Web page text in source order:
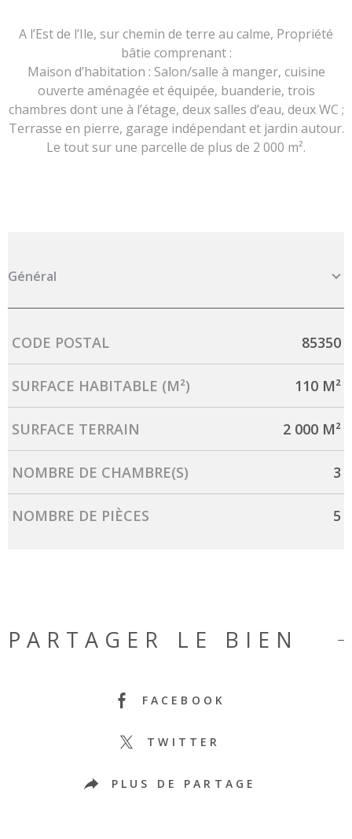
A l’Est de l’Ile, sur chemin de terre au calme, Propriété
bâtie comprenant :
Maison d’habitation : Salon/salle à manger, cuisine
ouverte aménagée et équipée, buanderie, trois
chambres dont une à l’étage, deux salles d’eau, deux WC ;
Terrasse en pierre, garage indépendant et jardin autour.
Le tout sur une parcelle de plus de 2 000 m².
Général
Caractérisque Valeurs
CODE POSTAL 85350
SURFACE HABITABLE (M²) 110 M²
SURFACE TERRAIN 2 000 M²
NOMBRE DE CHAMBRE(S) 3
NOMBRE DE PIÈCES 5
PARTAGER LE BIEN
FACEBOOK
TWITTER
PLUS DE PARTAGE